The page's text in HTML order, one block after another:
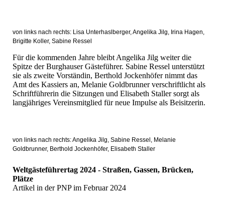
von links nach rechts: Lisa Unterhaslberger, Angelika Jilg, Irina Hagen,
Brigitte Koller, Sabine Ressel
Für die kommenden Jahre bleibt Angelika Jilg weiter die
Spitze der Burghauser Gästeführer. Sabine Ressel unterstützt
sie als zweite Vorständin, Berthold Jockenhöfer nimmt das
Amt des Kassiers an, Melanie Goldbrunner verschriftlicht als
Schriftführerin die Sitzungen und Elisabeth Staller sorgt als
langjähriges Vereinsmitglied für neue Impulse als Beisitzerin.
von links nach rechts: Angelika Jilg, Sabine Ressel, Melanie
Goldbrunner, Berthold Jockenhöfer, Elisabeth Staller
Weltgästeführertag 2024 - Straßen, Gassen, Brücken,
Plätze
Artikel in der PNP im Februar 2024